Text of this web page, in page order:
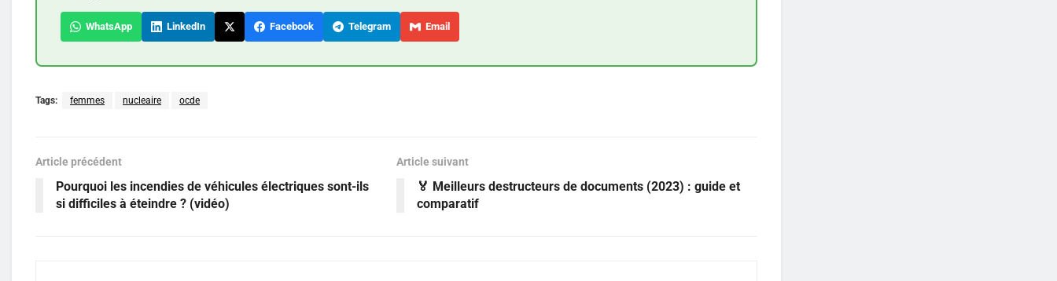
WhatsApp LinkedIn Facebook Telegram Email
Tags: femmes nucleaire ocde
Article précédent
Pourquoi les incendies de véhicules électriques sont-ils
si difficiles à éteindre ? (vidéo)
Article suivant
🏅 Meilleurs destructeurs de documents (2023) : guide et
comparatif